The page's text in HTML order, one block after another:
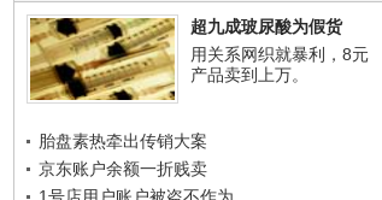
超九成玻尿酸为假货
用关系网织就暴利，8元
产品卖到上万。
胎盘素热牵出传销大案
京东账户余额一折贱卖